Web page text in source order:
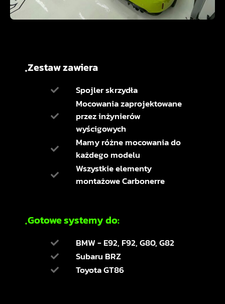
Zestaw zawiera
Spojler skrzydła
Mocowania zaprojektowane
przez inżynierów
wyścigowych
Mamy różne mocowania do
każdego modelu
Wszystkie elementy
montażowe Carbonerre
Gotowe systemy do:
BMW - E92, F92, G80, G82
Subaru BRZ
Toyota GT86